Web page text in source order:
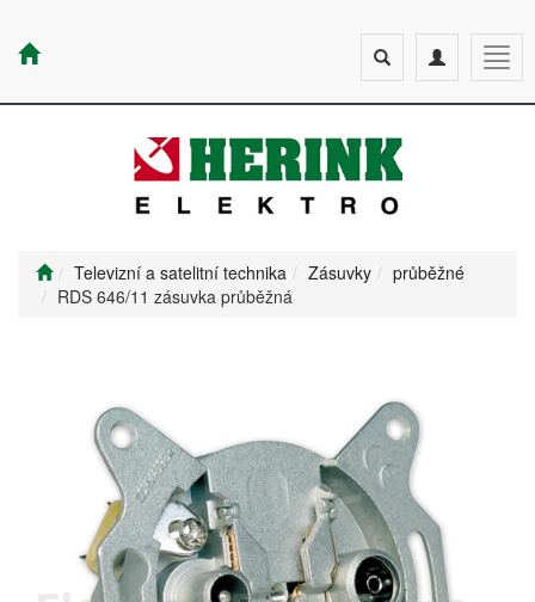
Toggle
navigation
Toggle
search
Televizní a satelitní technika Zásuvky
průběžné
RDS 646/11 zásuvka průběžná